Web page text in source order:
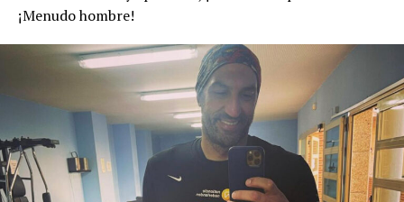
¡Menudo hombre!